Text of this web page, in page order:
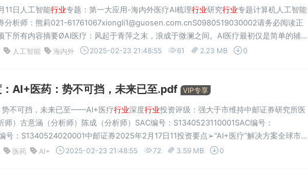
11日人工智能行业专题：第一大应用-海内外医疗AI梳理行业研究行业专题计算机人工智能
分析师：熊莉021-61761067xiongli1@guosen.com.cnS0980519030002请务必阅读正
下所有内容摘要ØAI医疗：风起于青萍之末，浪成于微澜之间。AI医疗最初仅是简单的辅助
技术进步和数据积累，其作用日益凸显。AI已广泛应用于疾病早期诊断、个性化治疗方
人工智能 海内外 2025-02-23 21:48:55 61 2.23 MB 0
AI+医药：势不可挡，未来已至.pdf VIP专享
势不可挡，未来已至——AI+医疗行业深度行业投资评级：强大于市维持中邮证券研究所医
师）古意涵（分析师）陈成（分析师）SAC编号：S1340523110001SAC编号：
号：S1340524020001中邮证券2025年2月17日11投资要点➢“AI+医疗”解决方案全球市场
进入到商业化加速阶段。“AI+医疗”行业 人工智能解决方案的全球市场规模预计将由2022
医药 AI+ 2025-02-23 21:48:55 72 3.59 MB 0